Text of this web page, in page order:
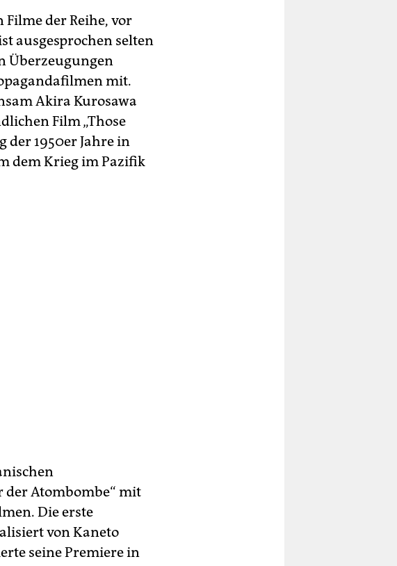
der Reihe, vor
ausgesprochen selten
Überzeugungen
mit.
Akira Kurosawa
Film „Those
der 1950er Jahre in
dem Krieg im Pazifik
der Atombombe“ mit
Die erste
von Kaneto
seine Premiere in